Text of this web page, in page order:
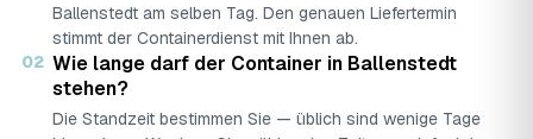
Ballenstedt am selben Tag. Den genauen Liefertermin
stimmt der Containerdienst mit Ihnen ab.
02 Wie lange darf der Container in Ballenstedt
stehen?
Die Standzeit bestimmen Sie — üblich sind wenige Tage